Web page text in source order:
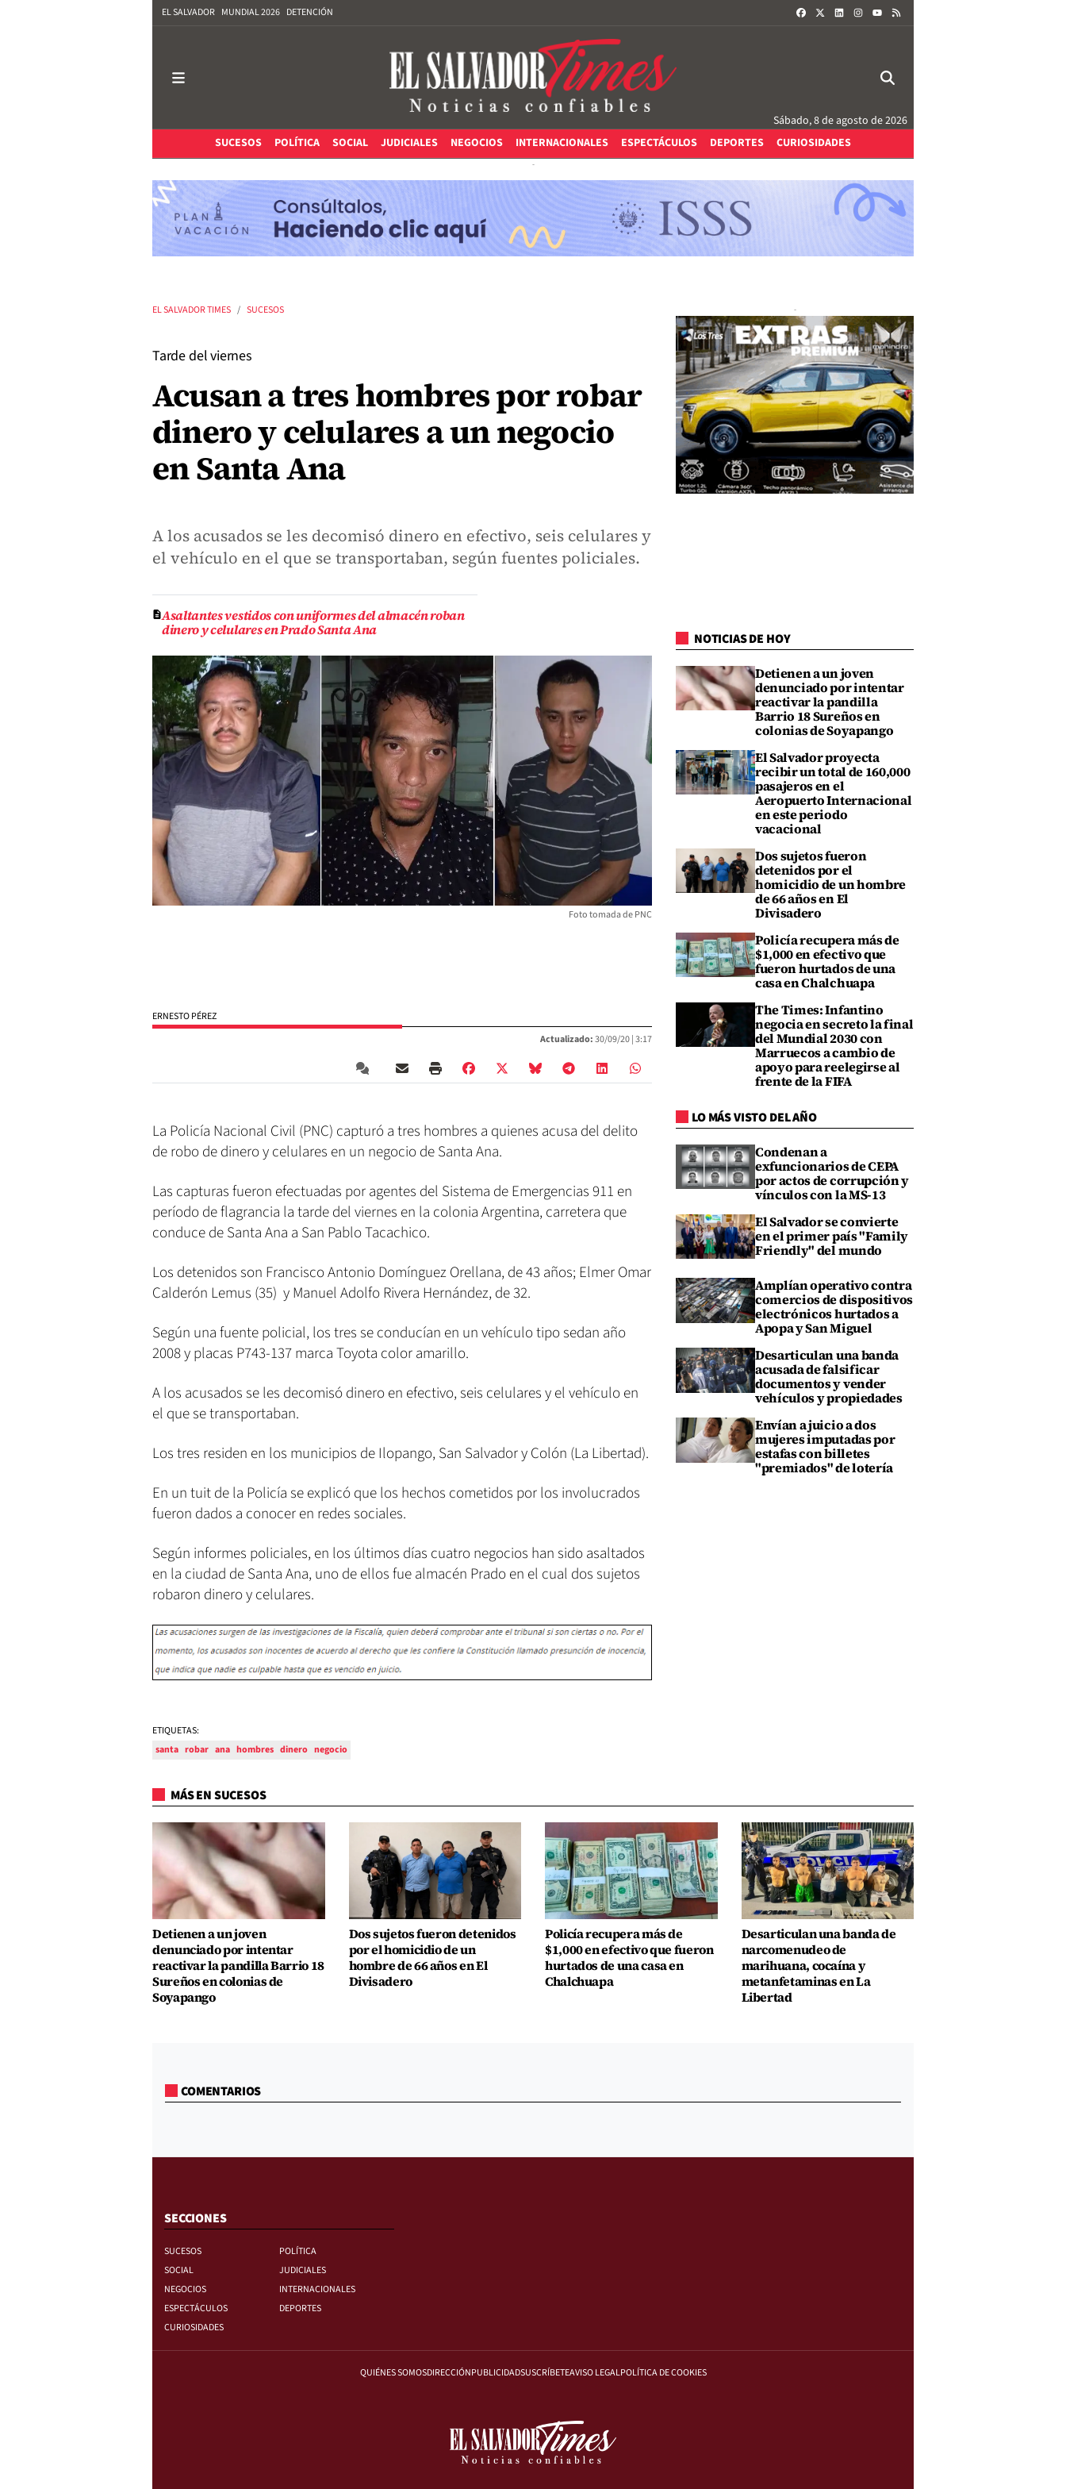
EL SALVADOR MUNDIAL 2026 DETENCIÓN FACEBOOKLINKEDININSTAGRAM
Sábado, 8 de agosto de 2026
SUCESOS
POLÍTICA SOCIAL JUDICIALES NEGOCIOS INTERNACIONALES ESPECTÁCULOS DEPORTES CURIOSIDADES
EL SALVADOR TIMES SUCESOS
Tarde del viernes
Acusan a tres hombres por robar
dinero y celulares a un negocio
en Santa Ana
A los acusados se les decomisó dinero en efectivo, seis celulares y
el vehículo en el que se transportaban, según fuentes policiales.
Asaltantes vestidos con uniformes del almacén roban
dinero y celulares en Prado Santa Ana
Foto tomada de PNC
ERNESTO PÉREZ
Actualizado:30/09/20 |3:17
La Policía Nacional Civil (PNC) capturó a tres hombres a quienes acusa del delito
de robo de dinero y celulares en un negocio de Santa Ana.
Las capturas fueron efectuadas por agentes del Sistema de Emergencias 911 en
período de flagrancia la tarde del viernes en la colonia Argentina, carretera que
conduce de Santa Ana a San Pablo Tacachico.
Los detenidos son Francisco Antonio Domínguez Orellana, de 43 años; Elmer Omar
Calderón Lemus (35) y Manuel Adolfo Rivera Hernández, de 32.
Según una fuente policial, los tres se conducían en un vehículo tipo sedan año
2008 y placas P743-137 marca Toyota color amarillo.
A los acusados se les decomisó dinero en efectivo, seis celulares y el vehículo en
el que se transportaban.
Los tres residen en los municipios de Ilopango, San Salvador y Colón (La Libertad).
En un tuit de la Policía se explicó que los hechos cometidos por los involucrados
fueron dados a conocer en redes sociales.
Según informes policiales, en los últimos días cuatro negocios han sido asaltados
en la ciudad de Santa Ana, uno de ellos fue almacén Prado en el cual dos sujetos
robaron dinero y celulares.
ETIQUETAS:
santa robar ana hombres dinero negocio
NOTICIAS DE HOY
Detienen a un joven
denunciado por intentar
reactivar la pandilla
Barrio 18 Sureños en
colonias de Soyapango
El Salvador proyecta
recibir un total de 160,000
pasajeros en el
Aeropuerto Internacional
en este periodo
vacacional
Dos sujetos fueron
detenidos por el
homicidio de un hombre
de 66 años en El
Divisadero
Policía recupera más de
$1,000 en efectivo que
fueron hurtados de una
casa en Chalchuapa
The Times: Infantino
negocia en secreto la final
del Mundial 2030 con
Marruecos a cambio de
apoyo para reelegirse al
frente de la FIFA
LO MÁS VISTO DEL AÑO
Condenan a
exfuncionarios de CEPA
por actos de corrupción y
vínculos con la MS-13
El Salvador se convierte
en el primer país "Family
Friendly" del mundo
Amplían operativo contra
comercios de dispositivos
electrónicos hurtados a
Apopa y San Miguel
Desarticulan una banda
acusada de falsificar
documentos y vender
vehículos y propiedades
Envían a juicio a dos
mujeres imputadas por
estafas con billetes
"premiados" de lotería
MÁS EN SUCESOS
Detienen a un joven
denunciado por intentar
reactivar la pandilla Barrio 18
Sureños en colonias de
Soyapango
Dos sujetos fueron detenidos
por el homicidio de un
hombre de 66 años en El
Divisadero
Policía recupera más de
$1,000 en efectivo que fueron
hurtados de una casa en
Chalchuapa
Desarticulan una banda de
narcomenudeo de
marihuana, cocaína y
metanfetaminas en La
Libertad
COMENTARIOS
SECCIONES
SUCESOS
POLÍTICA
SOCIAL
JUDICIALES
NEGOCIOS
INTERNACIONALES
ESPECTÁCULOS
DEPORTES
CURIOSIDADES
QUIÉNES SOMOSDIRECCIÓNPUBLICIDADSUSCRÍBETEAVISO LEGALPOLÍTICA DE COOKIES